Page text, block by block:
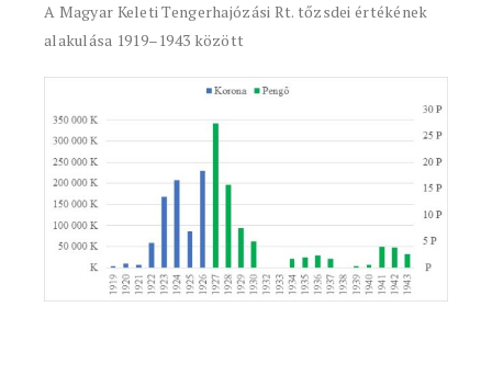
A Magyar Keleti Tengerhajózási Rt. tőzsdei értékének
alakulása 1919–1943 között